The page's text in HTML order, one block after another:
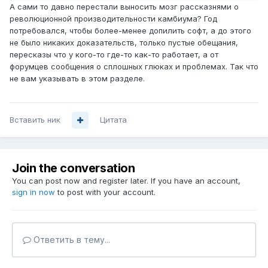
А сами то давно перестали выносить мозг рассказнями о
революционной производительности камбиума? Год
потребовался, чтобы более-менее допилить софт, а до этого
не было никаких доказательств, только пустые обещания,
пересказы что у кого-то где-то как-то работает, а от
форумцев сообщения о сплошных глюках и проблемах. Так что
не вам указывать в этом разделе.
Вставить ник Цитата
Join the conversation
You can post now and register later. If you have an account,
sign in now to post with your account.
Ответить в тему...